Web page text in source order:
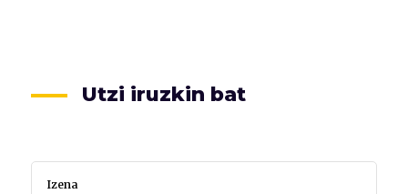
Utzi iruzkin bat